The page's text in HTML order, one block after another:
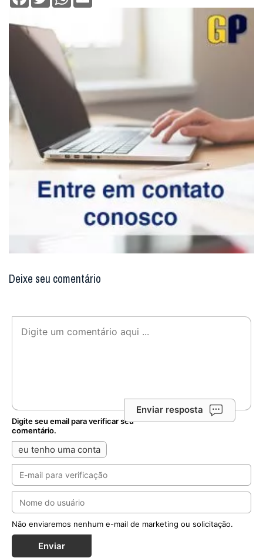
Deixe seu comentário
Enviar resposta
Digite seu email para verificar seu
comentário.
eu tenho uma conta
Não enviaremos nenhum e-mail de marketing ou solicitação.
Enviar